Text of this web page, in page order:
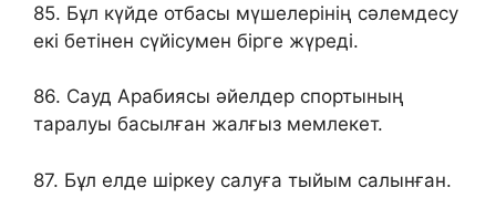
85. Бұл күйде отбасы мүшелерінің сәлемдесу
екі бетінен сүйісумен бірге жүреді.
86. Сауд Арабиясы әйелдер спортының
таралуы басылған жалғыз мемлекет.
87. Бұл елде шіркеу салуға тыйым салынған.